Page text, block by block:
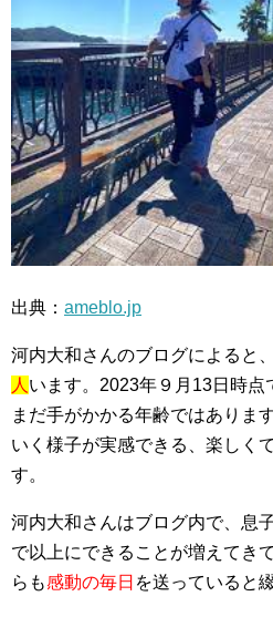
出典： ameblo.jp
河内大和さんのブログによると
人 います。2023年９月13日時
まだ手がかかる年齢ではありま
いく様子が実感できる、楽しく
す。
河内大和さんはブログ内で、息
で以上にできることが増えてき
らも感動の毎日 を送っていると